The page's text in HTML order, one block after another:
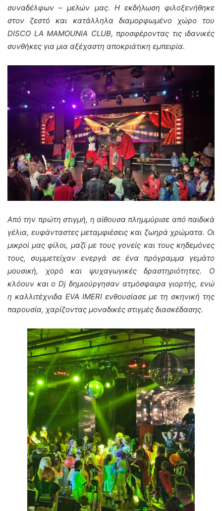
συναδέλφων – μελών μας. Η εκδήλωση φιλοξενήθηκε
στον ζεστό και κατάλληλα διαμορφωμένο χώρο του
DISCO LA MAMOUNIA CLUB, προσφέροντας τις ιδανικές
συνθήκες για μια αξέχαστη αποκριάτικη εμπειρία.
Από την πρώτη στιγμή, η αίθουσα πλημμύρισε από παιδικά
γέλια, ευφάνταστες μεταμφιέσεις και ζωηρά χρώματα. Οι
μικροί μας φίλοι, μαζί με τους γονείς και τους κηδεμόνες
τους, συμμετείχαν ενεργά σε ένα πρόγραμμα γεμάτο
μουσική, χορό και ψυχαγωγικές δραστηριότητες. Ο
κλόουν και ο Dj δημιούργησαν ατμόσφαιρα γιορτής, ενώ
η καλλιτέχνιδα EVA IMERI ενθουσίασε με τη σκηνική της
παρουσία, χαρίζοντας μοναδικές στιγμές διασκέδασης.